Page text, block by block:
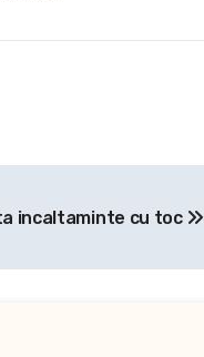
incaltaminte cu toc